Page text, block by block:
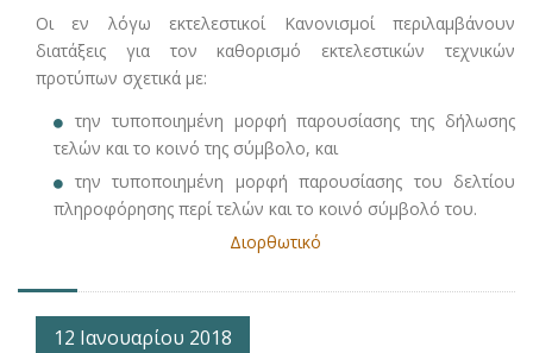
Οι εν λόγω εκτελεστικοί Κανονισμοί περιλαμβάνουν
διατάξεις για τον καθορισμό εκτελεστικών τεχνικών
προτύπων σχετικά με:
την τυποποιημένη μορφή παρουσίασης της δήλωσης
τελών και το κοινό της σύμβολο, και
την τυποποιημένη μορφή παρουσίασης του δελτίου
πληροφόρησης περί τελών και το κοινό σύμβολό του.
Διορθωτικό
12 Ιανουαρίου 2018